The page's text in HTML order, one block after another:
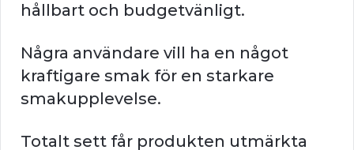
hållbart och budgetvänligt.
Några användare vill ha en något
kraftigare smak för en starkare
smakupplevelse.
Totalt sett får produkten utmärkta